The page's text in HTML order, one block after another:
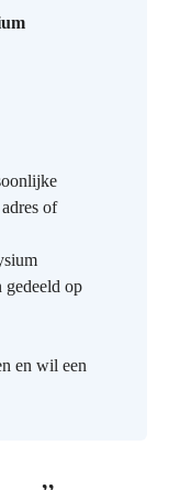
of
gedeeld op
en wil een